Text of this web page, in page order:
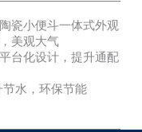
瓷小便斗一体式外观
美观大气
台化设计，提升通配
节水，环保节能